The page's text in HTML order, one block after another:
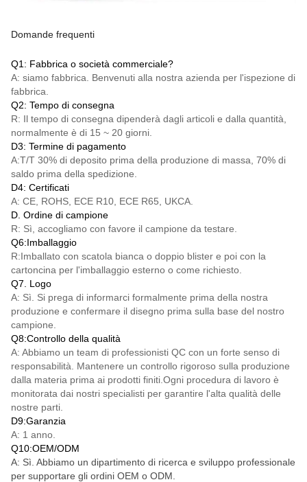
Domande frequenti
Q1: Fabbrica o società commerciale?
A: siamo fabbrica. Benvenuti alla nostra azienda per l'ispezione di
fabbrica.
Q2: Tempo di consegna
R: Il tempo di consegna dipenderà dagli articoli e dalla quantità,
normalmente è di 15 ~ 20 giorni.
D3: Termine di pagamento
A:T/T 30% di deposito prima della produzione di massa, 70% di
saldo prima della spedizione.
D4: Certificati
A: CE, ROHS, ECE R10, ECE R65, UKCA.
D. Ordine di campione
R: Sì, accogliamo con favore il campione da testare.
Q6:Imballaggio
R:Imballato con scatola bianca o doppio blister e poi con la
cartoncina per l'imballaggio esterno o come richiesto.
Q7. Logo
A: Sì. Si prega di informarci formalmente prima della nostra
produzione e confermare il disegno prima sulla base del nostro
campione.
Q8:Controllo della qualità
A: Abbiamo un team di professionisti QC con un forte senso di
responsabilità. Mantenere un controllo rigoroso sulla produzione
dalla materia prima ai prodotti finiti.Ogni procedura di lavoro è
monitorata dai nostri specialisti per garantire l'alta qualità delle
nostre parti.
D9:Garanzia
A: 1 anno.
Q10:OEM/ODM
A: Sì. Abbiamo un dipartimento di ricerca e sviluppo professionale
per supportare gli ordini OEM o ODM.